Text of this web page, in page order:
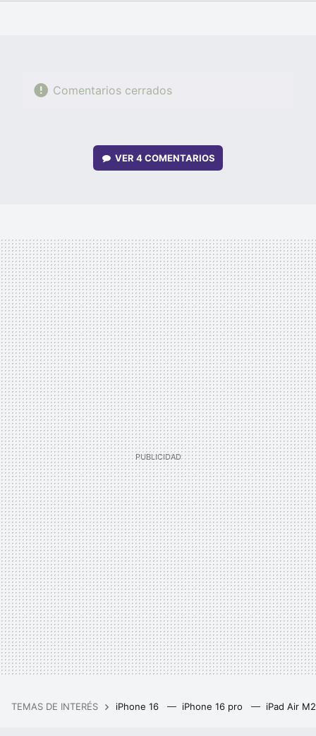
FACEBOOK
TWITTERFLIPBOARD
E-
WHATSAPP
Comentarios cerrados
VER 4 COMENTARIOS
TEMAS DE INTERÉS iPhone 16 iPhone 16 pro iPad Air